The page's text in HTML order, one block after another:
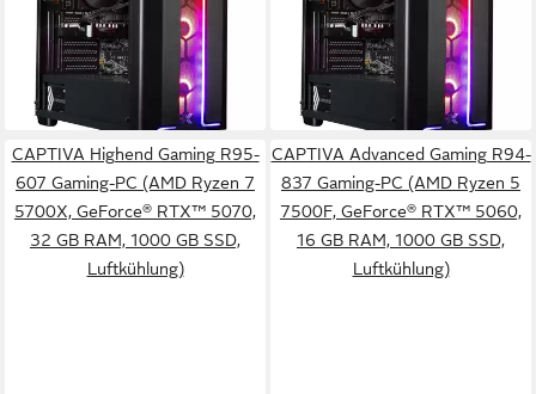
16 GB DDR4 Arbeitsspeicher
ab 1.027,00 €
1.399,00 €
29,82 €mtl. in 48 Raten
-27%
in 3-4 Werktagen bei dir
32 GB DDR4 Arbeitsspeicher
ab 1.464,00 €
1.799,00 €
42,50 €mtl. in 48 Raten
-19%
in 3-4 Werktagen bei dir
CAPTIVA Highend Gaming R95-
607 Gaming-PC (AMD Ryzen 7
5700X, GeForce® RTX™ 5070,
32 GB RAM, 1000 GB SSD,
Luftkühlung)
CAPTIVA Advanced Gaming R94-
837 Gaming-PC (AMD Ryzen 5
7500F, GeForce® RTX™ 5060,
16 GB RAM, 1000 GB SSD,
Luftkühlung)